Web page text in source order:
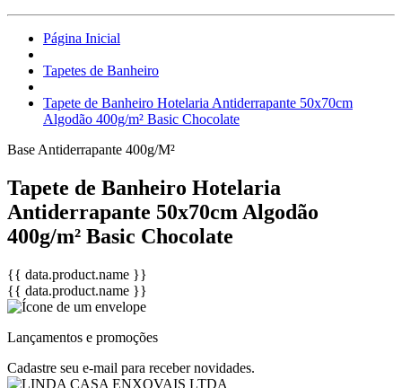
Página Inicial
Tapetes de Banheiro
Tapete de Banheiro Hotelaria Antiderrapante 50x70cm
Algodão 400g/m² Basic Chocolate
Base Antiderrapante 400g/M²
Tapete de Banheiro Hotelaria
Antiderrapante 50x70cm Algodão
400g/m² Basic Chocolate
{{ data.product.name }}
{{ data.product.name }}
Lançamentos e promoções
Cadastre seu e-mail para receber novidades.